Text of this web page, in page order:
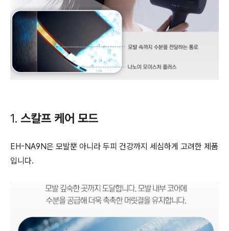
1. 스칼프 케어 모드
EH-NA9N은 모발뿐 아니라 두피 건강까지 세심하게 고려한 제품
입니다.